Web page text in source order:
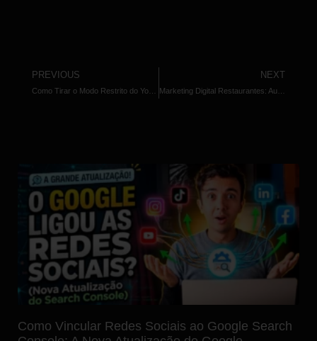
PREVIOUS NEXT
Como Vincular Redes Sociais ao Google Search